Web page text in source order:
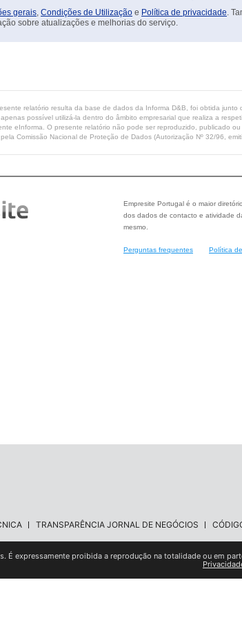
gerais, Condições de Utilização e Política de privacidade.
sobre atualizações e melhorias do serviço.
relatório resulta da base de dados da Informa D&B, foi obtida
possível utilizá-la dentro do âmbito empresarial que realiza a
eInforma. O presente relatório não pode ser reproduzido, publicado
Comissão Nacional de Proteção de Dados (Autorização Nº 32/96,
Empresite Portugal é o maior
dos dados de contacto e atividade
mesmo.
Perguntas frequentes Política